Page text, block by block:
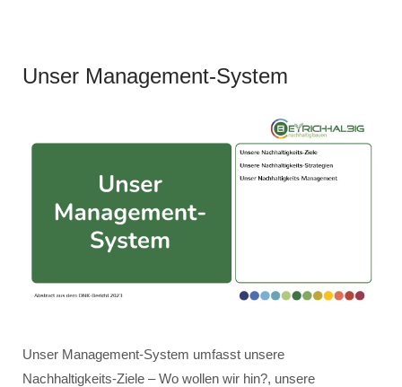
Unser Management-System
Unser Management-System umfasst unsere
Nachhaltigkeits-Ziele – Wo wollen wir hin?, unsere